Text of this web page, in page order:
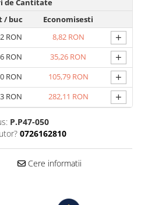
de Cantitate
/ buc
Economisesti
RON 8,82 RON +
RON 35,26 RON +
RON 105,79 RON +
RON 282,11 RON +
P.P47-050
0726162810
Cere informatii